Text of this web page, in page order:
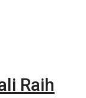
Raih